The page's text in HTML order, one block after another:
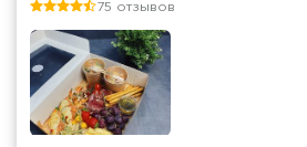
75 отзывов